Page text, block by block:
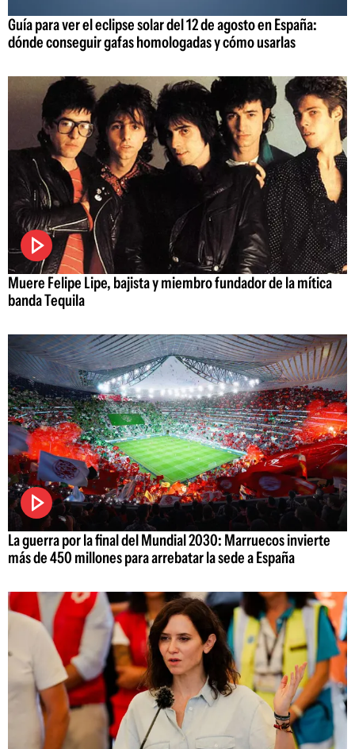
Guía para ver el eclipse solar del 12 de agosto en España:
dónde conseguir gafas homologadas y cómo usarlas
Muere Felipe Lipe, bajista y miembro fundador de la mítica
banda Tequila
La guerra por la final del Mundial 2030: Marruecos invierte
más de 450 millones para arrebatar la sede a España